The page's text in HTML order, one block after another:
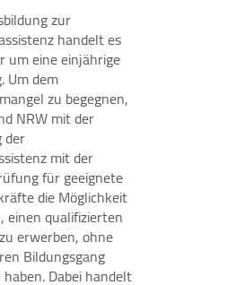
zur
handelt es
um eine einjährige
Um dem
zu begegnen,
NRW mit der
der
mit der
für geeignete
die Möglichkeit
einen qualifizierten
erwerben, ohne
Bildungsgang
Dabei handelt
bindet Tracking- oder
Google Analytics) und
auf unserer Webseite ein. Es
und Verkehrsdaten auch an
USA übertragen.
und Social Media